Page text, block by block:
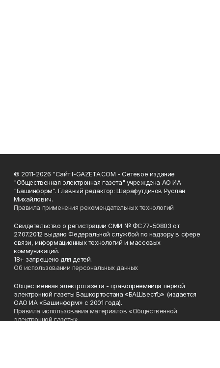
© 2011-2026 "Сайт I-GAZETA.COM - Сетевое издание
"Общественная электронная газета" учреждена АО ИА
"Башинформ". Главный редактор: Шарафутдинов Руслан
Михайлович.
Правила применения рекомендательных технологий
Свидетельство о регистрации СМИ № ФС77-50803 от
27.07.2012 выдано Федеральной службой по надзору в сфере
связи, информационных технологий и массовых
коммуникаций.
18+ запрещено для детей.
Об использовании персональных данных
Общественная электрогазета - правопреемница первой
электронной газеты Башкортостана «БАШвестЪ» (издается
ОАО ИА «Башинформ» с 2001 года).
Правила использования материалов «Общественной
электронной газеты»